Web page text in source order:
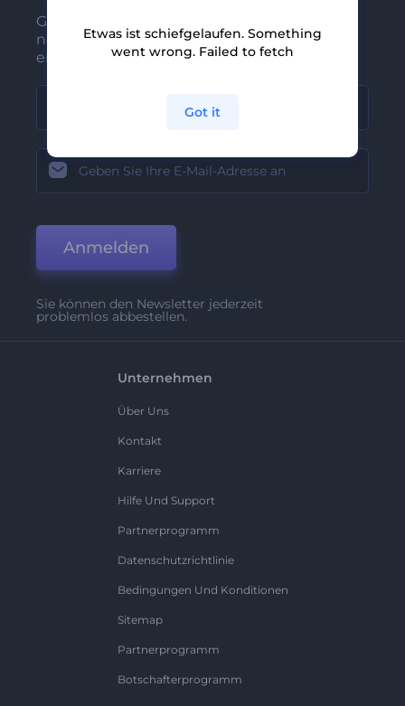
Gehören Sie zu den Ersten, die unsere
neuesten Nachrichten und Angebote
erhalten
Anmelden
Sie können den Newsletter jederzeit
problemlos abbestellen.
Unternehmen
Über Uns
Kontakt
Karriere
Hilfe Und Support
Partnerprogramm
Datenschutzrichtlinie
Bedingungen Und Konditionen
Sitemap
Partnerprogramm
Botschafterprogramm
Etwas ist schiefgelaufen. Something
went wrong. Failed to fetch
Got it